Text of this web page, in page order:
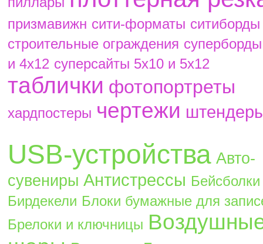
призмавижн сити-форматы ситиборды
строительные ограждения
и 4х12 суперсайты 5х10 и 5х12
таблички фотопортреты
хардпостеры чертежи
USB-устройства Авто-
сувениры Антистрессы Бейсболки
Бирдекели Блоки бумажные для
Брелоки и ключницы